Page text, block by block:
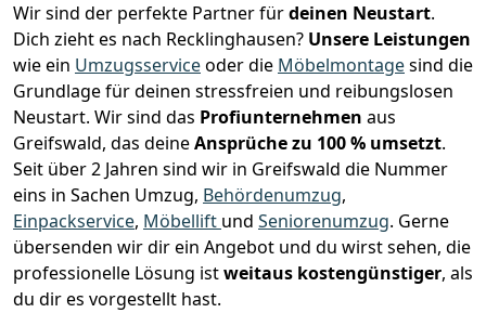
Wir sind der perfekte Partner fürdeinen Neustart.
Dich zieht es nach Recklinghausen? Unsere Leistungen
wie ein Umzugsserviceoder die Möbelmontagesind die
Grundlage für deinen stressfreien und reibungslosen
Neustart. Wir sind das Profiunternehmen aus
Greifswald, das deineAnsprüche zu 100 % umsetzt.
Seit über 2 Jahren sind wir in Greifswald die Nummer
eins in Sachen Umzug, Behördenumzug,
Einpackservice, Möbellift und Seniorenumzug. Gerne
übersenden wir dir ein Angebot und du wirst sehen, die
professionelle Lösung istweitaus kostengünstiger, als
du dir es vorgestellt hast.